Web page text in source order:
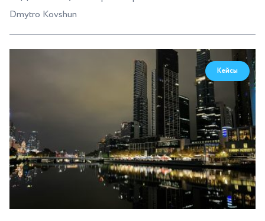
Dmytro Kovshun
Кейсы